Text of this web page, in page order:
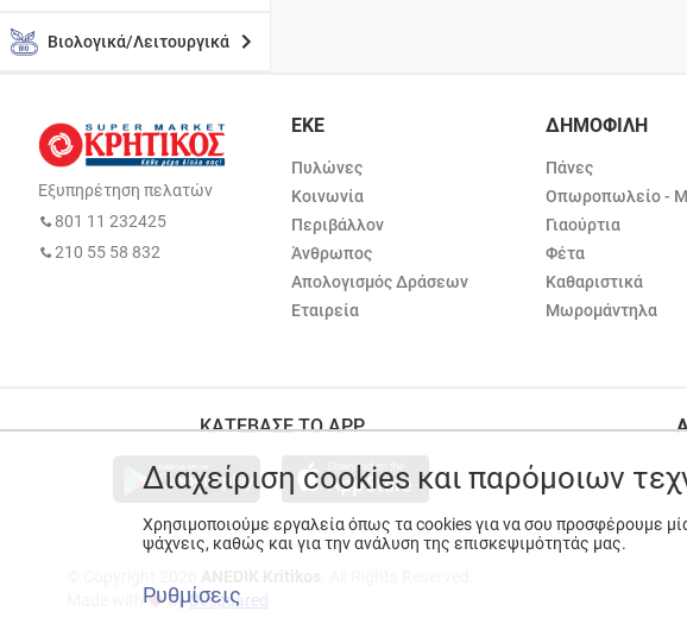
Βιολογικά/Λειτουργικά
Εξυπηρέτηση πελατών
801 11 232425
210 55 58 832
ΕΚΕ
Πυλώνες
Κοινωνία
Περιβάλλον
Άνθρωπος
Απολογισμός Δράσεων
Εταιρεία
ΔΗΜΟΦΙΛΗ
Πάνες
Οπωροπωλείο -
Γιαούρτια
Φέτα
Καθαριστικά
Μωρομάντηλα
ΚΑΤΕΒΑΣΕ ΤΟ APP
Made with
byDesquared
Διαχείριση cookies και παρόμοιων
Χρησιμοποιούμε εργαλεία όπως τα cookies για να σου προσφέρουμε
ψάχνεις, καθώς και για την ανάλυση της επισκεψιμότητάς μας.
Ρυθμίσεις